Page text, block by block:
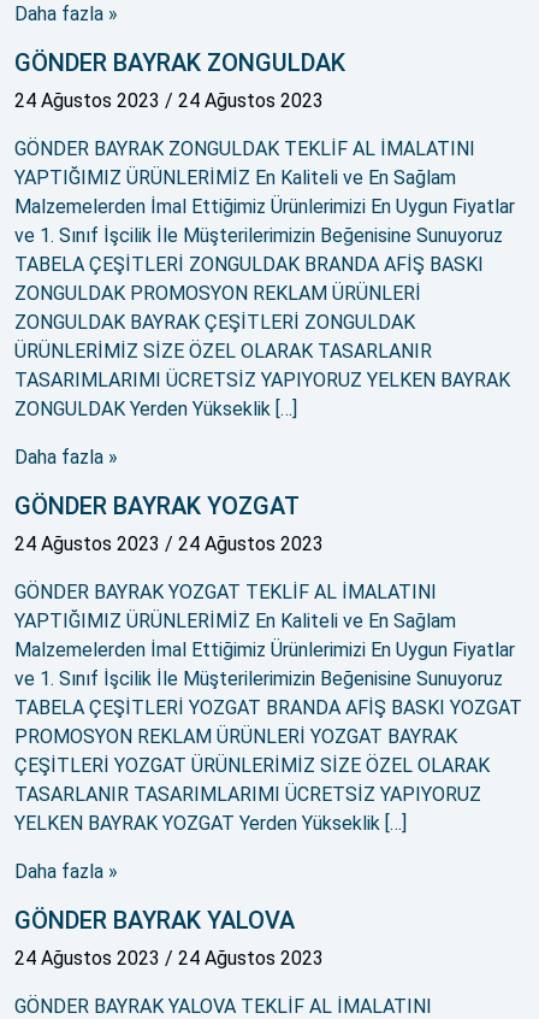
Daha fazla »
GÖNDER BAYRAK ZONGULDAK
24 Ağustos 2023 / 24 Ağustos 2023
GÖNDER BAYRAK ZONGULDAK TEKLİF AL İMALATINI
YAPTIĞIMIZ ÜRÜNLERİMİZ En Kaliteli ve En Sağlam
Malzemelerden İmal Ettiğimiz Ürünlerimizi En Uygun Fiyatlar
ve 1. Sınıf İşcilik İle Müşterilerimizin Beğenisine Sunuyoruz
TABELA ÇEŞİTLERİ ZONGULDAK BRANDA AFİŞ BASKI
ZONGULDAK PROMOSYON REKLAM ÜRÜNLERİ
ZONGULDAK BAYRAK ÇEŞİTLERİ ZONGULDAK
ÜRÜNLERİMİZ SİZE ÖZEL OLARAK TASARLANIR
TASARIMLARIMI ÜCRETSİZ YAPIYORUZ YELKEN BAYRAK
ZONGULDAK Yerden Yükseklik […]
Daha fazla »
GÖNDER BAYRAK YOZGAT
24 Ağustos 2023 / 24 Ağustos 2023
GÖNDER BAYRAK YOZGAT TEKLİF AL İMALATINI
YAPTIĞIMIZ ÜRÜNLERİMİZ En Kaliteli ve En Sağlam
Malzemelerden İmal Ettiğimiz Ürünlerimizi En Uygun Fiyatlar
ve 1. Sınıf İşcilik İle Müşterilerimizin Beğenisine Sunuyoruz
TABELA ÇEŞİTLERİ YOZGAT BRANDA AFİŞ BASKI YOZGAT
PROMOSYON REKLAM ÜRÜNLERİ YOZGAT BAYRAK
ÇEŞİTLERİ YOZGAT ÜRÜNLERİMİZ SİZE ÖZEL OLARAK
TASARLANIR TASARIMLARIMI ÜCRETSİZ YAPIYORUZ
YELKEN BAYRAK YOZGAT Yerden Yükseklik […]
Daha fazla »
GÖNDER BAYRAK YALOVA
24 Ağustos 2023 / 24 Ağustos 2023
GÖNDER BAYRAK YALOVA TEKLİF AL İMALATINI